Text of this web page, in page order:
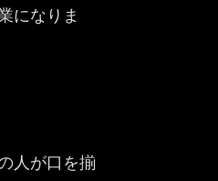
になりま
人が口を揃